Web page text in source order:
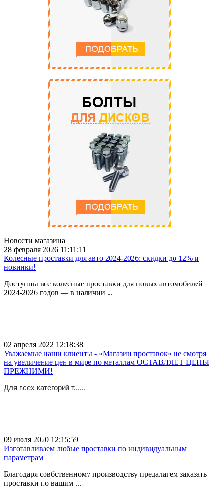
Новости магазина
28 февраля 2026 11:11:11
Колесные проставки для авто 2024-2026: скидки до 12% и
новинки!
Доступны все колесные проставки для новых автомобилей
2024-2026 годов — в наличии ...
02 апреля 2022 12:18:38
Уважаемые наши клиенты - «Магазин проставок» не смотря
на увеличение цен в мире по металлам ОСТАВЛЯЕТ ЦЕНЫ
ПРЕЖНИМИ!
Для всех категорий т......
09 июля 2020 12:15:59
Изготавливаем любые проставки по индивидуальным
параметрам
Благодаря совбственному производству предалагем заказать
проставки по вашим ...